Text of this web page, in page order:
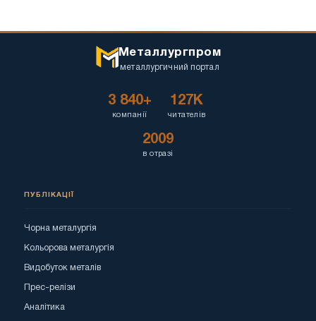
Металлургпром
металлургичний портал
3 840+
компанії
127K
читателів
2009
в отразі
ПУБЛІКАЦІЇ
Чорна металургія
Кольорова металургія
Видобуток металів
Прес-релізи
Аналітика